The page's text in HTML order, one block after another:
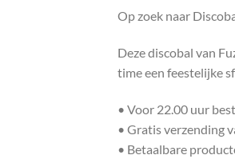
Op zoek naar
Deze discobal van
time een feestelijke
• Voor 22.00 uur
• Gratis verzending
• Betaalbare